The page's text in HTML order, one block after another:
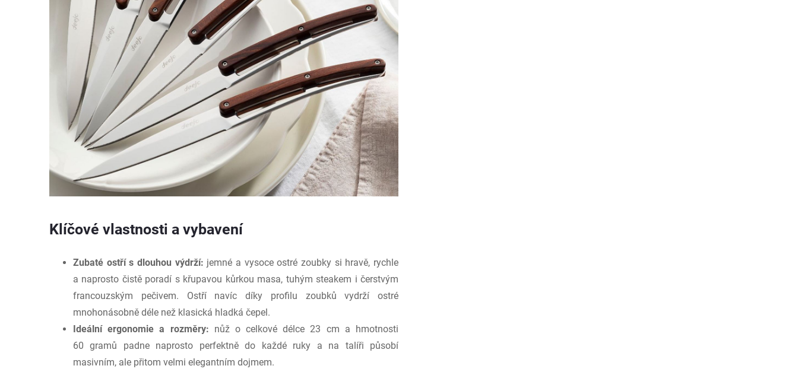
Klíčové vlastnosti a vybavení
Zubaté ostří s dlouhou výdrží: jemné a vysoce ostré zoubky si hravě, rychle
a naprosto čistě poradí s křupavou kůrkou masa, tuhým steakem i čerstvým
francouzským pečivem. Ostří navíc díky profilu zoubků vydrží ostré
mnohonásobně déle než klasická hladká čepel.
Ideální ergonomie a rozměry: nůž o celkové délce 23 cm a hmotnosti
60 gramů padne naprosto perfektně do každé ruky a na talíři působí
masivním, ale přitom velmi elegantním dojmem.